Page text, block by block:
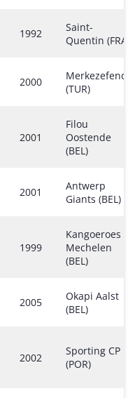
1992
Saint-
Quentin (FRA)
2000
Merkezefendi
(TUR)
2001
Filou
Oostende
(BEL)
2001
Antwerp
Giants (BEL)
1999
Kangoeroes
Mechelen
(BEL)
2005
Okapi Aalst
(BEL)
2002
Sporting CP
(POR)